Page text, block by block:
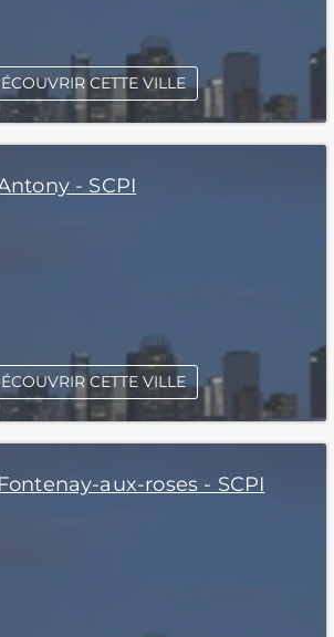
CETTE VILLE
- SCPI
CETTE VILLE
aux-roses - SCPI